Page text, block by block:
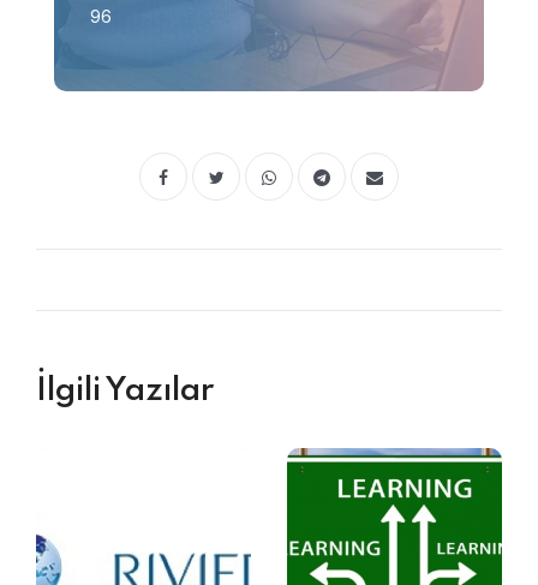
96
İlgili Yazılar